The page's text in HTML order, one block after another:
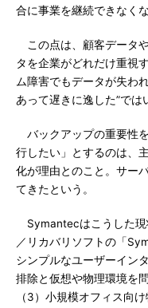
合に事業を継続できなくな
この点は、顧客データ
タを企業がどれだけ重視
ム障害でもデータが失わ
あって遅きに逸した”では
バックアップの重要性
行したい」とするのは、
化が理由とのこと。サー
てきたという。
Symantecはこうした現
／リカバリソフトの「
シンプルなユーザーイン
排除と仮想や物理環境を
（3）小規模オフィス向